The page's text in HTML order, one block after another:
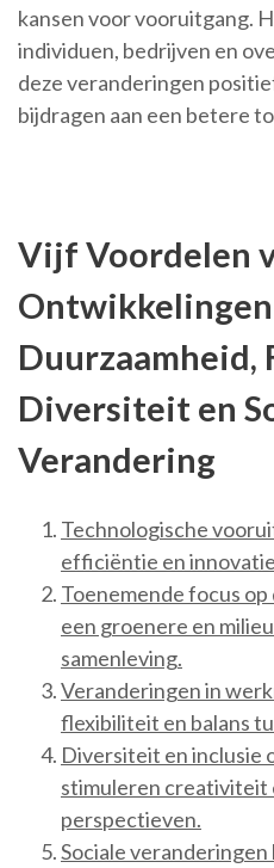
kansen voor vooruitgang.
individuen, bedrijven en
deze veranderingen
bijdragen aan een betere
Vijf Voordelen
Diversiteit en
Verandering
Technologische
efficiëntie en
Toenemende focus
een groenere en
samenleving.
Veranderingen in
flexibiliteit en balans
Diversiteit en inclusie
stimuleren creativiteit
perspectieven.
Sociale